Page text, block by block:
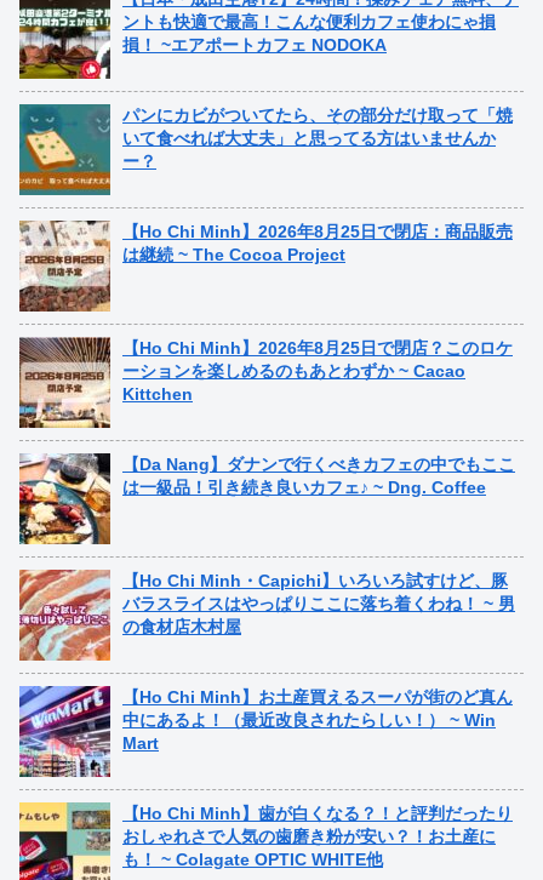
ントも快適で最高！こんな便利カフェ使わにゃ損
損！ ~エアポートカフェ NODOKA
パンにカビがついてたら、その部分だけ取って「焼
いて食べれば大丈夫」と思ってる方はいませんか
ー？
【Ho Chi Minh】2026年8月25日で閉店：商品販売
は継続 ~ The Cocoa Project
【Ho Chi Minh】2026年8月25日で閉店？このロケ
ーションを楽しめるのもあとわずか ~ Cacao
Kittchen
【Da Nang】ダナンで行くべきカフェの中でもここ
は一級品！引き続き良いカフェ♪ ~ Dng. Coffee
【Ho Chi Minh・Capichi】いろいろ試すけど、豚
バラスライスはやっぱりここに落ち着くわね！ ~ 男
の食材店木村屋
【Ho Chi Minh】お土産買えるスーパが街のど真ん
中にあるよ！（最近改良されたらしい！） ~ Win
Mart
【Ho Chi Minh】歯が白くなる？！と評判だったり
おしゃれさで人気の歯磨き粉が安い？！お土産に
も！ ~ Colagate OPTIC WHITE他